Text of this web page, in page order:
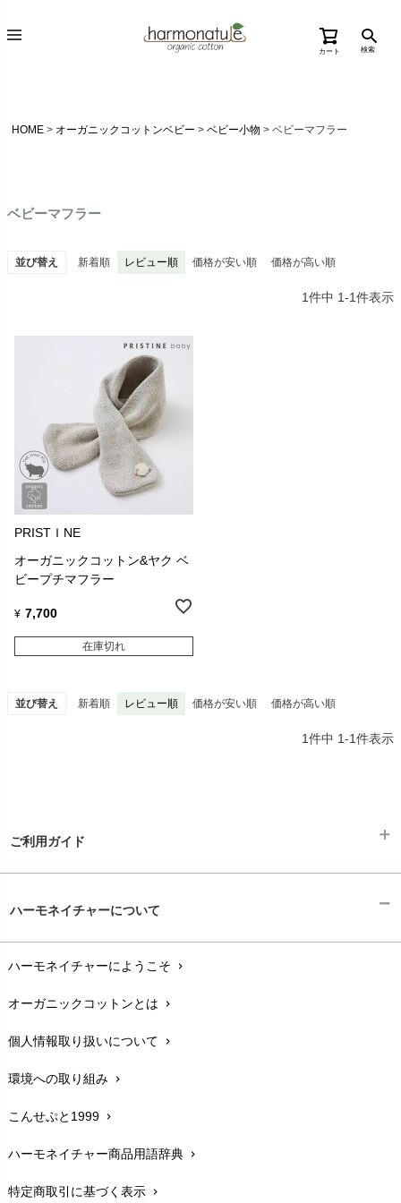
カート 検索
HOME オーガニックコットンベビー ベビー小物 ベビーマフラー
ベビーマフラー
並び替え 新着順 レビュー順 価格が安い順 価格が高い順
1件中 1-1件表示
PRISTＩNE
オーガニックコットン&ヤク ベ
ビープチマフラー
¥ 7,700
在庫切れ
並び替え 新着順 レビュー順 価格が安い順 価格が高い順
1件中 1-1件表示
ご利用ガイド
配送と送料chevron_right
在庫状況と発送予定chevron_right
サイズ・寸法chevron_right
生地・素材chevron_right
お手入れについて
レビューを書こうchevron_right
返品交換chevron_right
ハーモネイチャーについて
ハーモネイチャーにようこそ chevron_right
オーガニックコットンとは chevron_right
個人情報取り扱いについて chevron_right
環境への取り組み chevron_right
こんせぷと1999 chevron_right
ハーモネイチャー商品用語辞典 chevron_right
特定商取引に基づく表示 chevron_right